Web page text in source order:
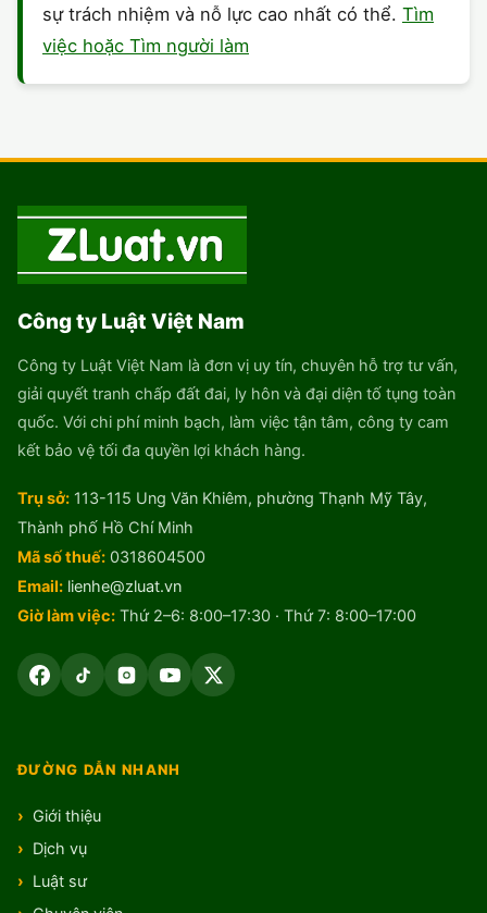
sự trách nhiệm và nỗ lực cao nhất có thể. Tìm
việc hoặc Tìm người làm
Công ty Luật Việt Nam
Công ty Luật Việt Nam là đơn vị uy tín, chuyên hỗ trợ tư vấn,
giải quyết tranh chấp đất đai, ly hôn và đại diện tố tụng toàn
quốc. Với chi phí minh bạch, làm việc tận tâm, công ty cam
kết bảo vệ tối đa quyền lợi khách hàng.
Trụ sở: 113-115 Ung Văn Khiêm, phường Thạnh Mỹ Tây,
Thành phố Hồ Chí Minh
Mã số thuế: 0318604500
Email: lienhe@zluat.vn
Giờ làm việc: Thứ 2–6: 8:00–17:30 · Thứ 7: 8:00–17:00
ĐƯỜNG DẪN NHANH
Giới thiệu
Dịch vụ
Luật sư